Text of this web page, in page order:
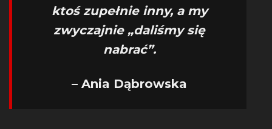
ktoś zupełnie inny, a my
zwyczajnie „daliśmy się
nabrać”.
– Ania Dąbrowska